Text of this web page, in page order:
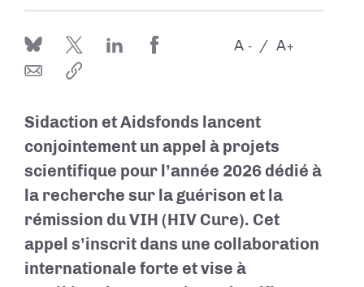
-
A +
A
Sidaction et Aidsfonds lancent
conjointement un appel à projets
scientifique pour l’année 2026 dédié à
la recherche sur la guérison et la
rémission du VIH (HIV Cure). Cet
appel s’inscrit dans une collaboration
internationale forte et vise à